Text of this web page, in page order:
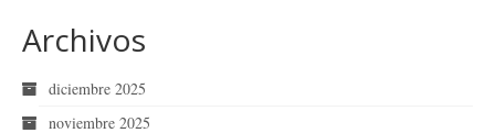
Archivos
diciembre 2025
noviembre 2025